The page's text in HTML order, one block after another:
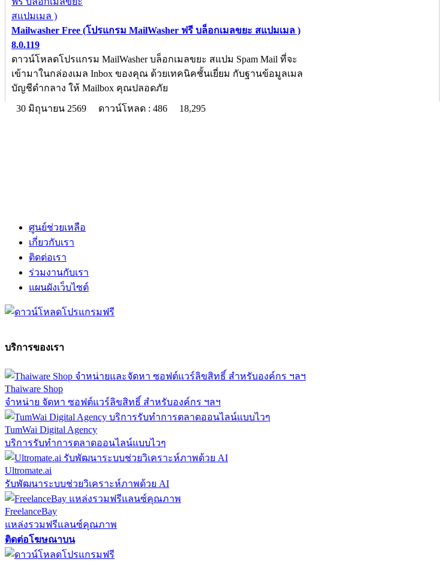
Mailwasher Free (โปรแกรม MailWasher ฟรี บล็อกเมลขยะ สแปมเมล )
8.0.119
ดาวน์โหลดโปรแกรม MailWasher บล็อกเมลขยะ สแปม Spam Mail ที่จะ
เข้ามาในกล่องเมล Inbox ของคุณ ด้วยเทคนิคชั้นเยี่ยม กับฐานข้อมูลเมล
บัญชีดำกลาง ให้ Mailbox คุณปลอดภัย
30 มิถุนายน 2569
ดาวน์โหลด : 486 18,295
ศูนย์ช่วยเหลือ
เกี่ยวกับเรา
ติดต่อเรา
ร่วมงานกับเรา
แผนผังเว็บไซต์
บริการของเรา
Thaiware Shop
จำหน่าย จัดหา ซอฟต์แวร์ลิขสิทธิ์ สำหรับองค์กร ฯลฯ
TumWai Digital Agency
บริการรับทำการตลาดออนไลน์แบบไวๆ
Ultromate.ai
รับพัฒนาระบบช่วยวิเคราะห์ภาพด้วย AI
FreelanceBay
แหล่งรวมฟรีแลนซ์คุณภาพ
ติดต่อโฆษณาบน